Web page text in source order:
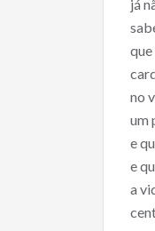
já
que
no
um
e
e
a